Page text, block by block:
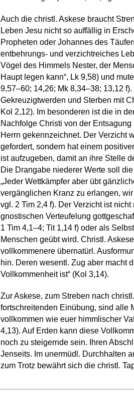
Auch die christl. Askese braucht
Leben Jesu nicht so auffällig in
Propheten oder Johannes des
entbehrungs- und verzichtreiches
Vögel des Himmels Nester, der
Haupt legen kann“, Lk 9,58) und
9,57–60; 14,26; Mk 8,34–38; 13,12
Gekreuzigtwerden und Sterben mit
Kol 2,12). Im besonderen ist die in
Nachfolge Christi von der
Herrn gekennzeichnet. Der Verzicht
gefordert, sondern hat einem
ist aufzugeben, damit an ihre Stelle
Die Drangabe niederer Werte soll
„Jeder Wettkämpfer aber übt
vergänglichen Kranz zu erlangen,
vgl. 2 Tim 2,4 f). Der Verzicht ist
gnostischen Verteufelung
1 Tim 4,1–4; Tit 1,14 f) oder als
Menschen geübt wird. Christl.
vollkommenere übernatürl.
hin. Deren wesentl. Zug aber macht
Vollkommenheit ist“ (Kol 3,14).
Zur Askese, zum Streben nach
fortschreitenden Einübung, sind alle
vollkommen wie euer himmlischer
4,13). Auf Erden kann diese
noch zu steigernde sein. Ihren
Jenseits. Im unermüdl. Durchhalten
zum Trotz bewährt sich die christl.